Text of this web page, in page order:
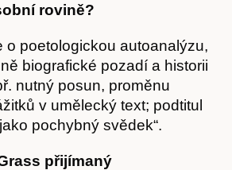
Kontakt
rovině?
o poetologickou autoanalýzu,
biografické pozadí a historii
nutný posun, proměnu
v umělecký text; podtitul
pochybný svědek“.
přijímaný